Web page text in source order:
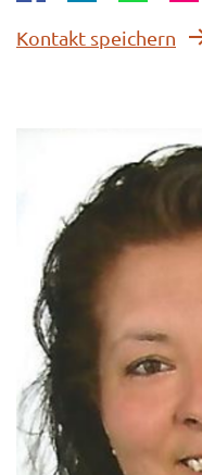
Kontakt speichern